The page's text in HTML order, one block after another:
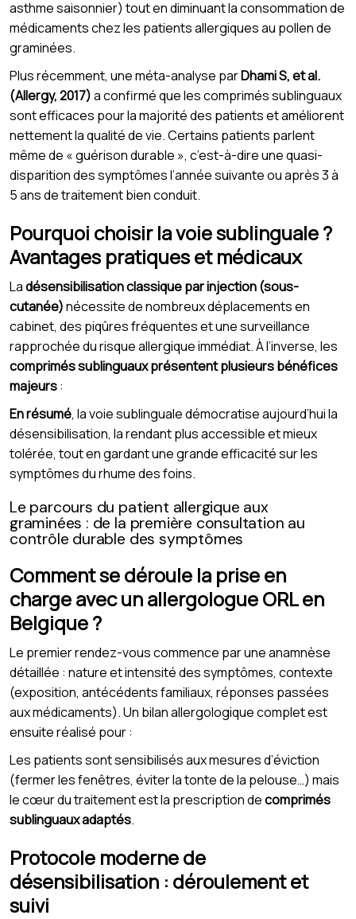
asthme saisonnier) tout en diminuant la consommation de
médicaments chez les patients allergiques au pollen de
graminées.
Plus récemment, une méta-analyse parDhami S, et al.
(Allergy, 2017)a confirmé que les comprimés sublinguaux
sont efficaces pour la majorité des patients et améliorent
nettement la qualité de vie. Certains patients parlent
même de « guérison durable », c’est-à-dire une quasi-
disparition des symptômes l’année suivante ou après 3 à
5 ans de traitement bien conduit.
Pourquoi choisir la voie sublinguale ?
Avantages pratiques et médicaux
Ladésensibilisation classique par injection (sous-
cutanée)nécessite de nombreux déplacements en
cabinet, des piqûres fréquentes et une surveillance
rapprochée du risque allergique immédiat. À l’inverse, les
comprimés sublinguaux présentent plusieurs bénéfices
majeurs:
En résumé, la voie sublinguale démocratise aujourd’hui la
désensibilisation, la rendant plus accessible et mieux
tolérée, tout en gardant une grande efficacité sur les
symptômes du rhume des foins.
Le parcours du patient allergique aux
graminées : de la première consultation au
contrôle durable des symptômes
Comment se déroule la prise en
charge avec un allergologue ORL en
Belgique ?
Le premier rendez-vouscommence par une anamnèse
détaillée : nature et intensité des symptômes, contexte
(exposition, antécédents familiaux, réponses passées
aux médicaments). Un bilan allergologique complet est
ensuite réalisé pour :
Les patients sont sensibilisés aux mesures d’éviction
(fermer les fenêtres, éviter la tonte de la pelouse…) mais
le cœur du traitement est la prescription decomprimés
sublinguaux adaptés.
Protocole moderne de
désensibilisation : déroulement et
suivi